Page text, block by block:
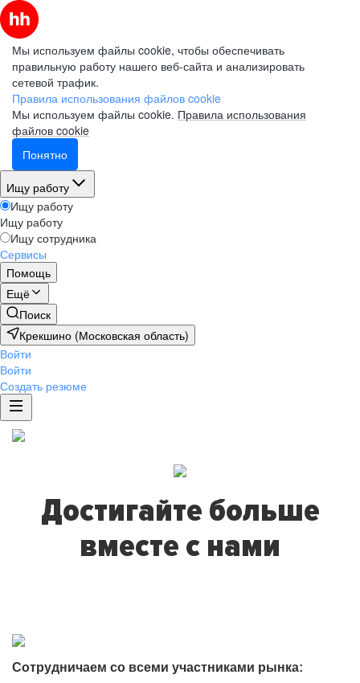
Мы используем файлы cookie, чтобы обеспечивать
правильную работу нашего веб-сайта и анализировать
сетевой трафик.
Правила использования файлов cookie
Мы используем файлы cookie. Правила использования
файлов cookie
Понятно
Ищу работу
Ищу работу
Ищу работу
Ищу сотрудника
Сервисы
Помощь
Ещё
Поиск
Крекшино (Московская область)
Войти
Войти
Создать резюме
Достигайте больше
вместе с нами
Сотрудничаем со всеми участниками рынка: